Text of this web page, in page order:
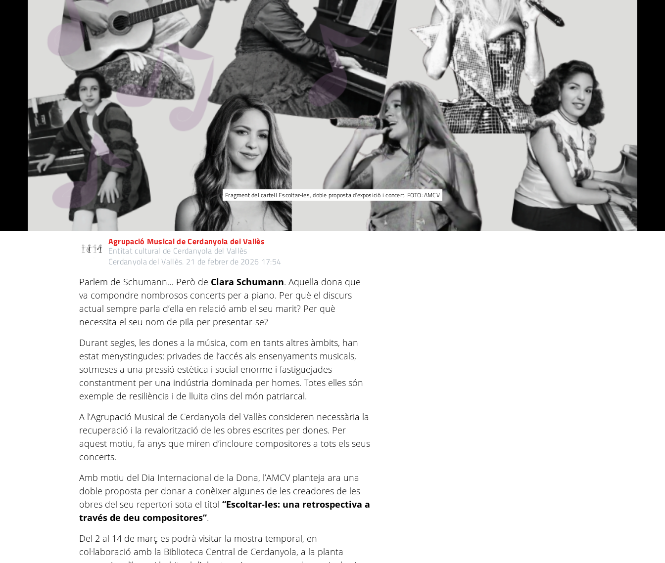
Fragment del cartell Escoltar-les, doble proposta d'exposició i concert. FOTO: AMCV
Agrupació Musical de Cerdanyola del Vallès
Entitat cultural de Cerdanyola del Vallès
Cerdanyola del Vallès. 21 de febrer de 2026 17:54
Parlem de Schumann… Però de Clara Schumann. Aquella dona que
va compondre nombrosos concerts per a piano. Per què el discurs
actual sempre parla d’ella en relació amb el seu marit? Per què
necessita el seu nom de pila per presentar-se?
Durant segles, les dones a la música, com en tants altres àmbits, han
estat menystingudes: privades de l’accés als ensenyaments musicals,
sotmeses a una pressió estètica i social enorme i fastiguejades
constantment per una indústria dominada per homes. Totes elles són
exemple de resiliència i de lluita dins del món patriarcal.
A l’Agrupació Musical de Cerdanyola del Vallès consideren necessària la
recuperació i la revalorització de les obres escrites per dones. Per
aquest motiu, fa anys que miren d’incloure compositores a tots els seus
concerts.
Amb motiu del Dia Internacional de la Dona, l’AMCV planteja ara una
doble proposta per donar a conèixer algunes de les creadores de les
obres del seu repertori sota el títol“Escoltar-les: una retrospectiva a
través de deu compositores”.
Del 2 al 14 de març es podrà visitar la mostra temporal, en
col·laboració amb la Biblioteca Central de Cerdanyola, a la planta